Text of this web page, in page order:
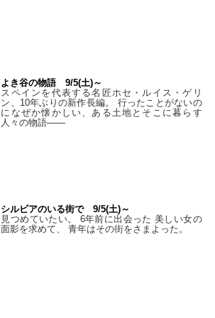
よき谷の物語 9/5(土)～
スペインを代表する名匠ホセ・ルイス・ゲリ
ン、10年ぶりの新作長編。 行ったことがないの
になぜか懐かしい、ある土地とそこに暮らす
人々の物語――
シルビアのいる街で 9/5(土)～
見つめていたい。 6年前に出会った 美しい女の
面影を求めて、 青年はその街をさまよった。